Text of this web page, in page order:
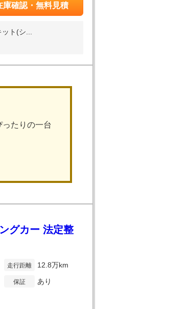
庫確認・無料見積
ト(シ...
たりの一台
グカー 法定整
走行距離 12.8万km
保証 あり